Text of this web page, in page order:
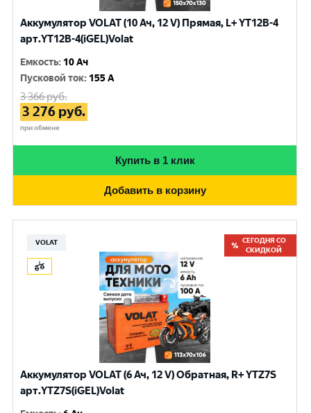
Аккумулятор VOLAT (10 Ач, 12 V) Прямая, L+ YT12B-4
арт.YT12B-4(iGEL)Volat
Емкость: 10 Ач
Пусковой ток: 155 A
3 366руб.
3 276 руб.
при обмене
Купить в 1 клик
Добавить в корзину
VOLAT
СЕГОДНЯ СО
СКИДКОЙ
Аккумулятор VOLAT (6 Ач, 12 V) Обратная, R+ YTZ7S
арт.YTZ7S(iGEL)Volat